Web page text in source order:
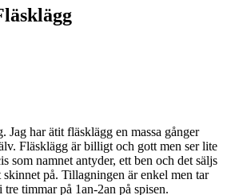
Jag har ätit fläsklägg en massa gånger
Fläsklägg är billigt och gott men ser lite
som namnet antyder, ett ben och det säljs
skinnet på. Tillagningen är enkel men tar
timmar på 1an-2an på spisen.